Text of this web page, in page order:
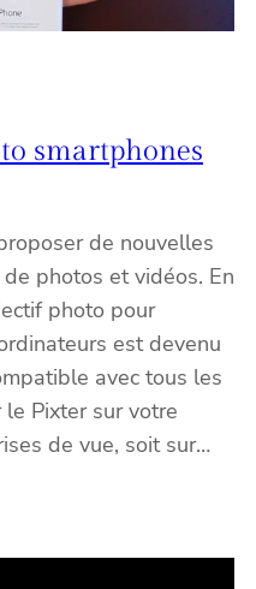
smartphones
de nouvelles
photos et vidéos. En
photo pour
est devenu
avec tous les
Pixter sur votre
de vue, soit sur…